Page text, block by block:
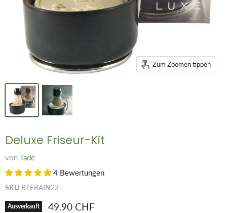
Zum Zoomen tippen
Deluxe Friseur-Kit
von Tadé
4 Bewertungen
SKU BTEBAIN22
Ausverkauft Aktueller Preis
49.90 CHF